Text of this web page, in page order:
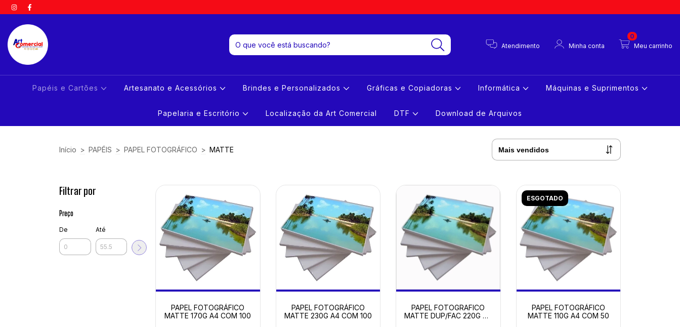
Atendimento Minha conta Meu carrinho
0
Papéis e Cartões Artesanato e Acessórios Brindes e Personalizados Gráficas e Copiadoras Informática Máquinas e Suprimentos
Papelaria e Escritório Localização da Art Comercial DTF Download de Arquivos
Início > PAPÉIS > PAPEL FOTOGRÁFICO > MATTE
Filtrar por
Preço
De Até
PAPEL FOTOGRÁFICO
MATTE 170G A4 COM 100
PAPEL FOTOGRÁFICO
MATTE 230G A4 COM 100
PAPEL FOTOGRAFICO
MATTE DUP/FAC 220G A4
ESGOTADO
PAPEL FOTOGRÁFICO
MATTE 110G A4 COM 50